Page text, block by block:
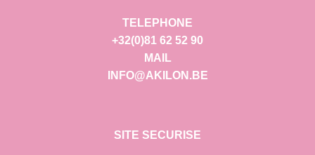
TELEPHONE
+32(0)81 62 52 90
MAIL
INFO@AKILON.BE
SITE SECURISE